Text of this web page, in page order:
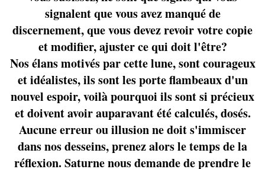
signalent que vous avez manqué de
discernement, que vous devez revoir votre copie
et modifier, ajuster ce qui doit l'être?
Nos élans motivés par cette lune, sont courageux
et idéalistes, ils sont les porte flambeaux d'un
nouvel espoir, voilà pourquoi ils sont si précieux
et doivent avoir auparavant été calculés, dosés.
Aucune erreur ou illusion ne doit s'immiscer
dans nos desseins, prenez alors le temps de la
réflexion. Saturne nous demande de prendre le